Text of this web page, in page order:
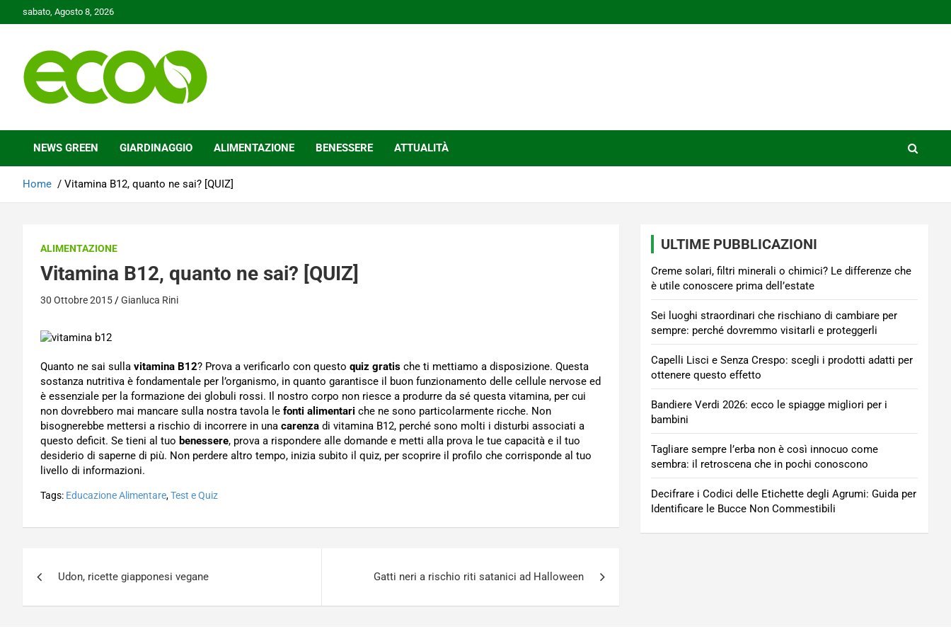
to
sabato, Agosto 8, 2026
Ecoo.it
NEWS GREEN GIARDINAGGIO ALIMENTAZIONE BENESSERE ATTUALITÀ
Home Vitamina B12, quanto ne sai? [QUIZ]
ALIMENTAZIONE
Vitamina B12, quanto ne sai? [QUIZ]
30 Ottobre 2015 Gianluca Rini
Quanto ne sai sulla vitamina B12? Prova a verificarlo con questo quiz gratis che ti mettiamo a disposizione. Questa
sostanza nutritiva è fondamentale per l’organismo, in quanto garantisce il buon funzionamento delle cellule nervose ed
è essenziale per la formazione dei globuli rossi. Il nostro corpo non riesce a produrre da sé questa vitamina, per cui
non dovrebbero mai mancare sulla nostra tavola le fonti alimentari che ne sono particolarmente ricche. Non
bisognerebbe mettersi a rischio di incorrere in una carenza di vitamina B12, perché sono molti i disturbi associati a
questo deficit. Se tieni al tuo benessere, prova a rispondere alle domande e metti alla prova le tue capacità e il tuo
desiderio di saperne di più. Non perdere altro tempo, inizia subito il quiz, per scoprire il profilo che corrisponde al tuo
livello di informazioni.
Tags: Educazione Alimentare,Test e Quiz
articoli
Udon, ricette giapponesi vegane Gatti neri a rischio riti satanici ad Halloween
ULTIME PUBBLICAZIONI
Creme solari, filtri minerali o chimici? Le differenze che
è utile conoscere prima dell’estate
Sei luoghi straordinari che rischiano di cambiare per
sempre: perché dovremmo visitarli e proteggerli
Capelli Lisci e Senza Crespo: scegli i prodotti adatti per
ottenere questo effetto
Bandiere Verdi 2026: ecco le spiagge migliori per i
bambini
Tagliare sempre l’erba non è così innocuo come
sembra: il retroscena che in pochi conoscono
Decifrare i Codici delle Etichette degli Agrumi: Guida per
Identificare le Bucce Non Commestibili